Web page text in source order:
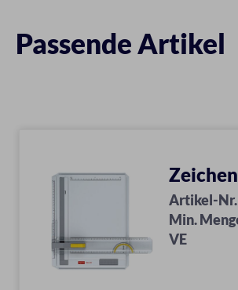
Passende Artikel
Artikel-Nr.
Min.
VE